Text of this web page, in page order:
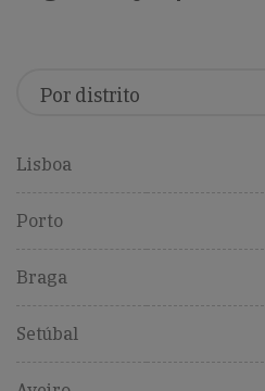
Lisboa
Porto
Braga
Setúbal